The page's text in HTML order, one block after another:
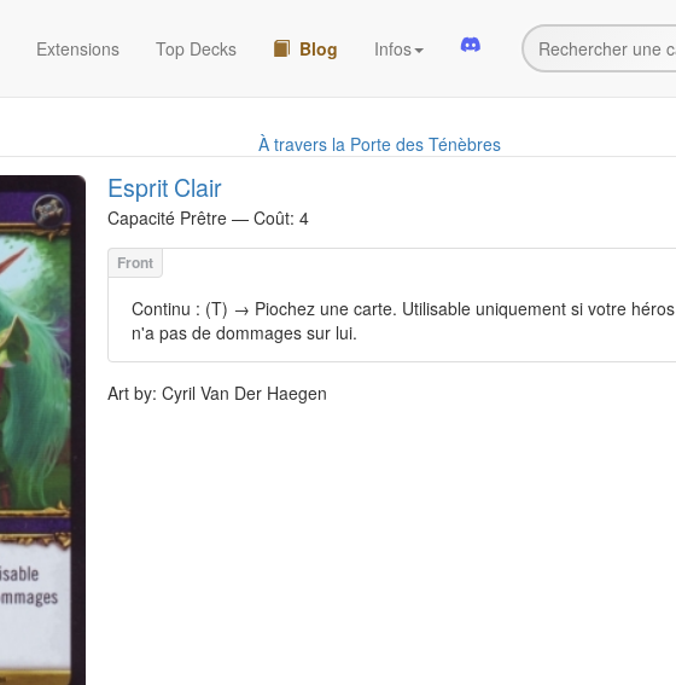
Extensions Top Decks Blog Infos
À travers la Porte des Ténèbres
Esprit Clair
Capacité Prêtre — Coût: 4
Continu : (T) → Piochez une carte. Utilisable uniquement si votre héros
n'a pas de dommages sur lui.
Art by: Cyril Van Der Haegen